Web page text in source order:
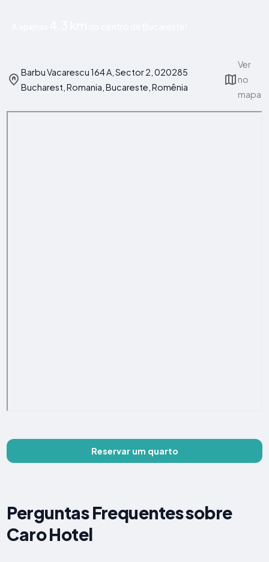
Barbu Vacarescu 164 A, Sector 2, 020285
Bucharest, Romania, Bucareste, Romênia
Ver
no
mapa
Reservar um quarto
Perguntas Frequentes sobre
Caro Hotel